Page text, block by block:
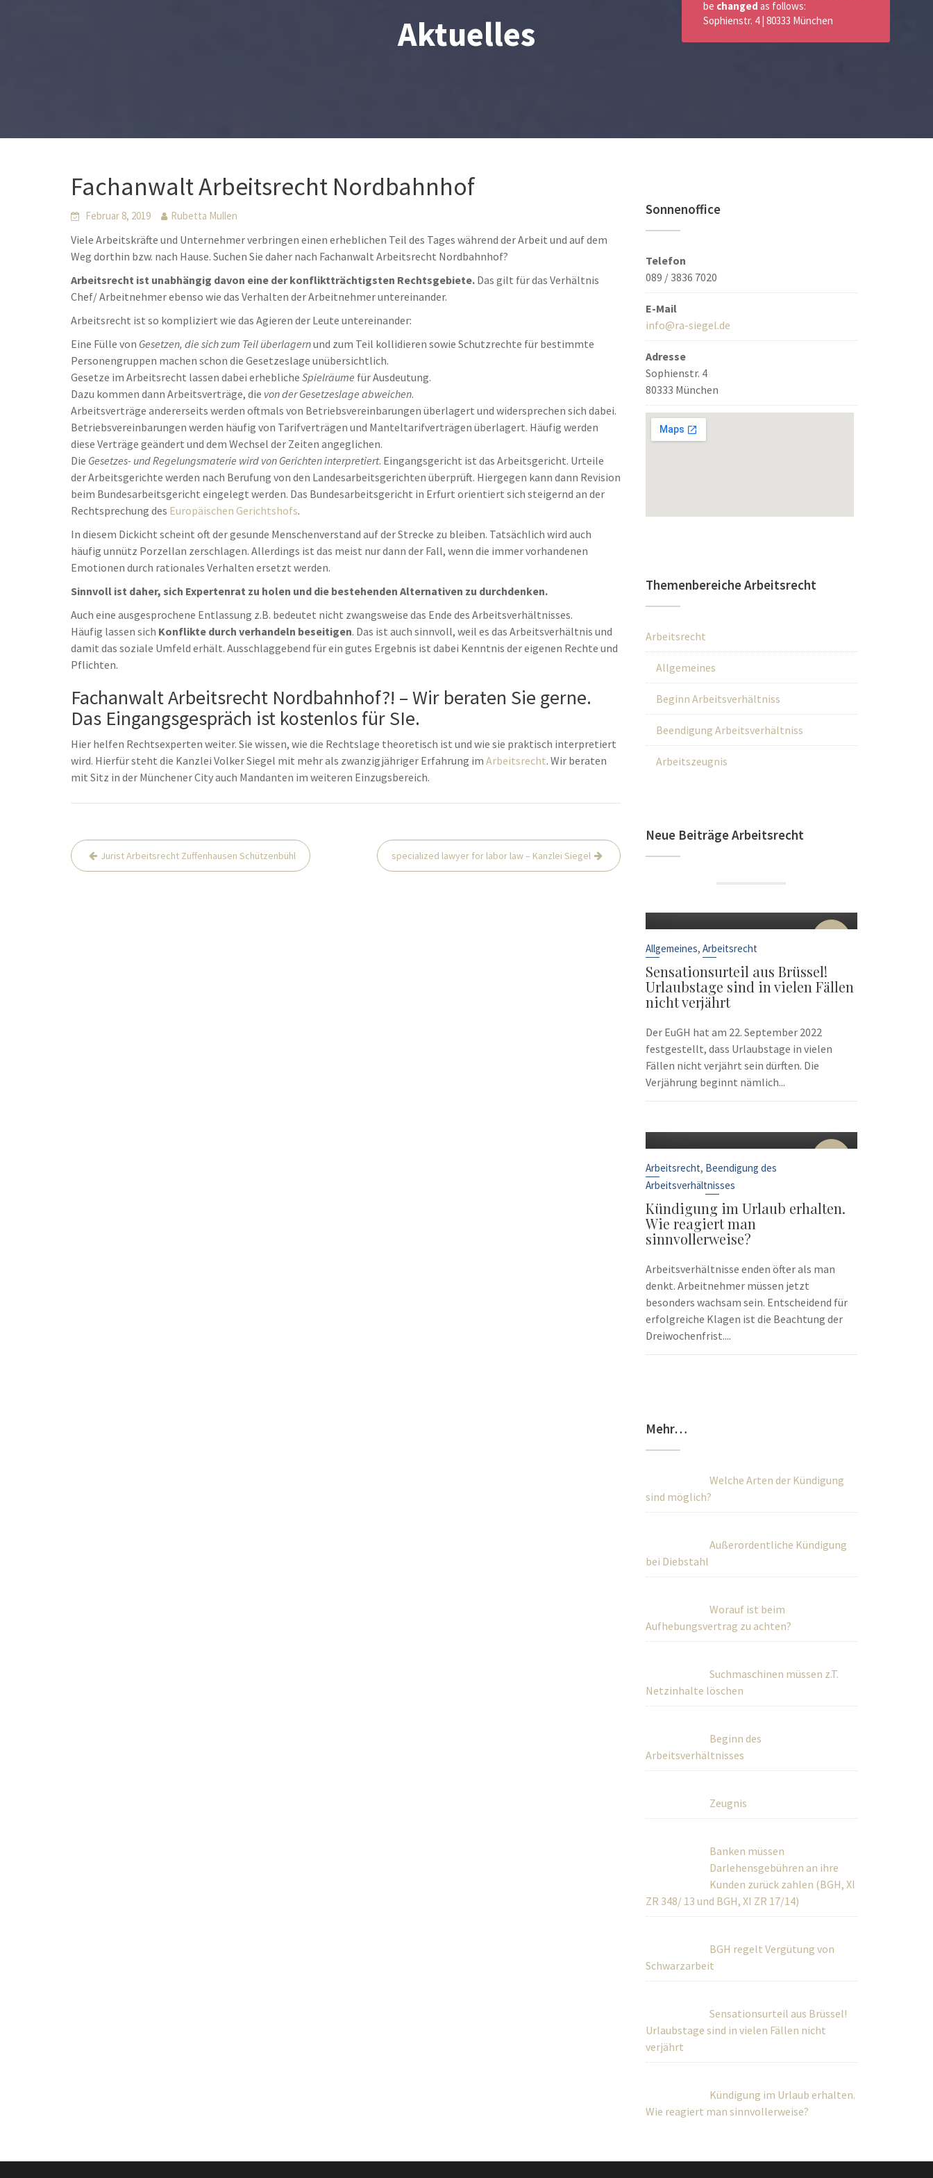
Aktuelles
Fachanwalt Arbeitsrecht Nordbahnhof
Februar 8, 2019 Rubetta Mullen
Viele Arbeitskräfte und Unternehmer verbringen einen erheblichen Teil des Tages während der Arbeit und auf dem
Weg dorthin bzw. nach Hause. Suchen Sie daher nach Fachanwalt Arbeitsrecht Nordbahnhof?
Arbeitsrecht ist unabhängig davon eine der konfliktträchtigsten Rechtsgebiete. Das gilt für das Verhältnis
Chef/ Arbeitnehmer ebenso wie das Verhalten der Arbeitnehmer untereinander.
Arbeitsrecht ist so kompliziert wie das Agieren der Leute untereinander:
Eine Fülle von Gesetzen, die sich zum Teil überlagernund zum Teil kollidieren sowie Schutzrechte für bestimmte
Personengruppen machen schon die Gesetzeslage unübersichtlich.
Gesetze im Arbeitsrecht lassen dabei erhebliche Spielräume für Ausdeutung.
Dazu kommen dann Arbeitsverträge, die von der Gesetzeslage abweichen.
Arbeitsverträge andererseits werden oftmals von Betriebsvereinbarungen überlagert und widersprechen sich dabei.
Betriebsvereinbarungen werden häufig von Tarifverträgen und Manteltarifverträgen überlagert. Häufig werden
diese Verträge geändert und dem Wechsel der Zeiten angeglichen.
Die Gesetzes- und Regelungsmaterie wird von Gerichten interpretiert. Eingangsgericht ist das Arbeitsgericht. Urteile
der Arbeitsgerichte werden nach Berufung von den Landesarbeitsgerichten überprüft. Hiergegen kann dann Revision
beim Bundesarbeitsgericht eingelegt werden. Das Bundesarbeitsgericht in Erfurt orientiert sich steigernd an der
Rechtsprechung des Europäischen Gerichtshofs.
In diesem Dickicht scheint oft der gesunde Menschenverstand auf der Strecke zu bleiben. Tatsächlich wird auch
häufig unnütz Porzellan zerschlagen. Allerdings ist das meist nur dann der Fall, wenn die immer vorhandenen
Emotionen durch rationales Verhalten ersetzt werden.
Sinnvoll ist daher, sich Expertenrat zu holen und die bestehenden Alternativen zu durchdenken.
Auch eine ausgesprochene Entlassung z.B. bedeutet nicht zwangsweise das Ende des Arbeitsverhältnisses.
Häufig lassen sich Konflikte durch verhandeln beseitigen. Das ist auch sinnvoll, weil es das Arbeitsverhältnis und
damit das soziale Umfeld erhält. Ausschlaggebend für ein gutes Ergebnis ist dabei Kenntnis der eigenen Rechte und
Pflichten.
Fachanwalt Arbeitsrecht Nordbahnhof?! – Wir beraten Sie gerne.
Das Eingangsgespräch ist kostenlos für SIe.
Hier helfen Rechtsexperten weiter. Sie wissen, wie die Rechtslage theoretisch ist und wie sie praktisch interpretiert
wird. Hierfür steht die Kanzlei Volker Siegel mit mehr als zwanzigjähriger Erfahrung im Arbeitsrecht. Wir beraten
mit Sitz in der Münchener City auch Mandanten im weiteren Einzugsbereich.
Beitrags-
Navigation
Jurist Arbeitsrecht Zuffenhausen Schützenbühl specialized lawyer for labor law – Kanzlei Siegel
Sonnenoffice
Telefon
089 / 3836 7020
E-Mail
info@ra-siegel.de
Adresse
Sophienstr. 4
80333 München
Themenbereiche Arbeitsrecht
Arbeitsrecht
Allgemeines
Beginn Arbeitsverhältniss
Beendigung Arbeitsverhältniss
Arbeitszeugnis
Neue Beiträge Arbeitsrecht
22
Allgemeines,Arbeitsrecht
Sensationsurteil aus Brüssel!
Urlaubstage sind in vielen Fällen
nicht verjährt
Der EuGH hat am 22. September 2022
festgestellt, dass Urlaubstage in vielen
Fällen nicht verjährt sein dürften. Die
Verjährung beginnt nämlich...
10
Arbeitsrecht, Beendigung des
Arbeitsverhältnisses
Kündigung im Urlaub erhalten.
Wie reagiert man
sinnvollerweise?
Arbeitsverhältnisse enden öfter als man
denkt. Arbeitnehmer müssen jetzt
besonders wachsam sein. Entscheidend für
erfolgreiche Klagen ist die Beachtung der
Dreiwochenfrist....
Mehr…
Welche Arten der Kündigung
sind möglich?
Außerordentliche Kündigung
bei Diebstahl
Worauf ist beim
Aufhebungsvertrag zu achten?
Suchmaschinen müssen z.T.
Netzinhalte löschen
Beginn des
Arbeitsverhältnisses
Zeugnis
Banken müssen
Darlehensgebühren an ihre Kunden zurück
zahlen (BGH, XI ZR 348/ 13 und BGH, XI ZR
17/14)
BGH regelt Vergütung von
Schwarzarbeit
Sensationsurteil aus Brüssel!
Urlaubstage sind in vielen Fällen nicht
verjährt
Kündigung im Urlaub erhalten.
Wie reagiert man sinnvollerweise?
be changed as follows:
Sophienstr. 4 | 80333 München